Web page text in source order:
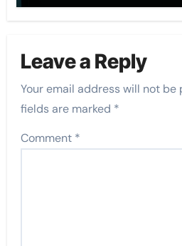
Leave a Reply
Your email address will not be
fields are marked *
Comment *